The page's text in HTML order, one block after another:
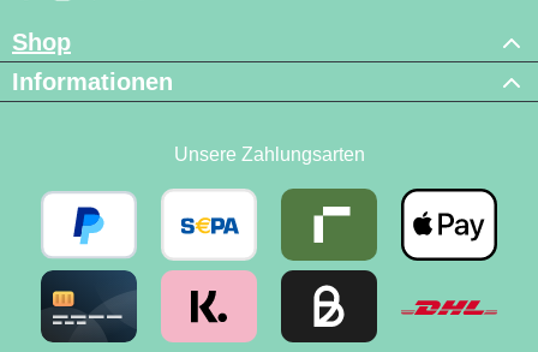
Shop
Informationen
Unsere Zahlungsarten